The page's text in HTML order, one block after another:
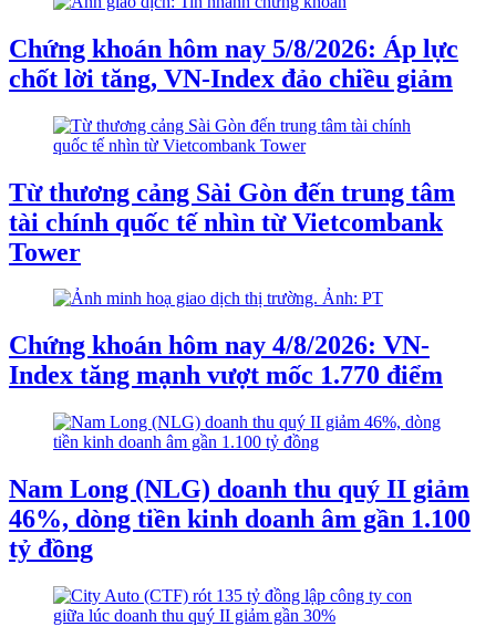
Chứng khoán hôm nay 5/8/2026: Áp lực
chốt lời tăng, VN-Index đảo chiều giảm
Từ thương cảng Sài Gòn đến trung tâm
tài chính quốc tế nhìn từ Vietcombank
Tower
Chứng khoán hôm nay 4/8/2026: VN-
Index tăng mạnh vượt mốc 1.770 điểm
Nam Long (NLG) doanh thu quý II giảm
46%, dòng tiền kinh doanh âm gần 1.100
tỷ đồng